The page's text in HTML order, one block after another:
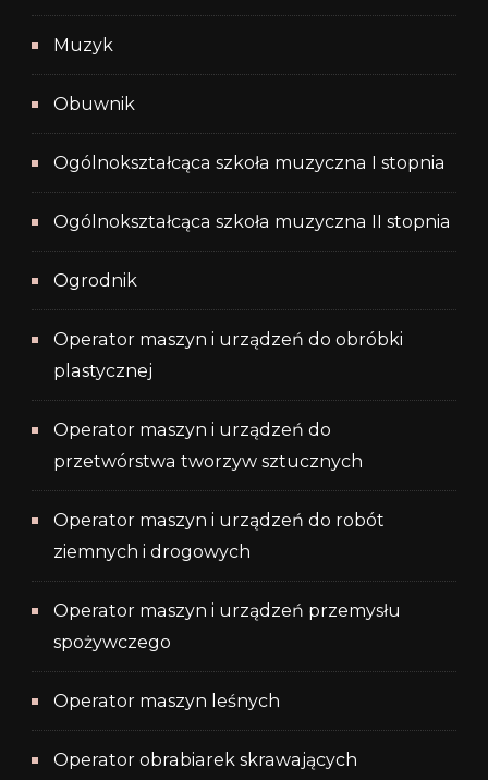
Muzyk
Obuwnik
Ogólnokształcąca szkoła muzyczna I stopnia
Ogólnokształcąca szkoła muzyczna II stopnia
Ogrodnik
Operator maszyn i urządzeń do obróbki
plastycznej
Operator maszyn i urządzeń do
przetwórstwa tworzyw sztucznych
Operator maszyn i urządzeń do robót
ziemnych i drogowych
Operator maszyn i urządzeń przemysłu
spożywczego
Operator maszyn leśnych
Operator obrabiarek skrawających